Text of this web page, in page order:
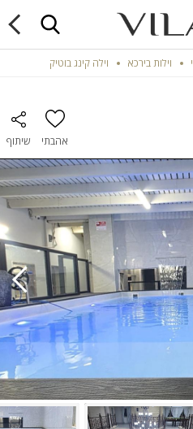
וילות בירכא וילה קינג בוטיק
אהבתי שיתוף